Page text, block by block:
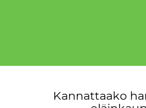
Kannattaako